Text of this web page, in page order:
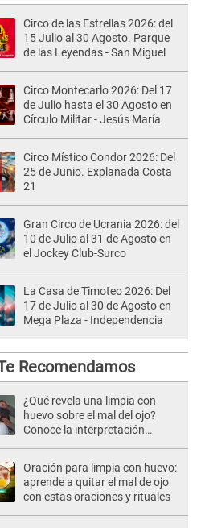
Circo de las Estrellas 2026: del
15 Julio al 30 Agosto. Parque
de las Leyendas - San Miguel
Circo Montecarlo 2026: Del 17
de Julio hasta el 30 Agosto en
Círculo Militar - Jesús María
Circo Místico Condor 2026: Del
25 de Junio. Explanada Costa
21
Gran Circo de Ucrania 2026: del
10 de Julio al 31 de Agosto en
el Jockey Club-Surco
La Casa de Timoteo 2026: Del
17 de Julio al 30 de Agosto en
Mega Plaza - Independencia
Recomendamos
¿Qué revela una limpia con
huevo sobre el mal del ojo?
Conoce la interpretación
Oración para limpia con huevo:
aprende a quitar el mal de ojo
con estas oraciones y rituales